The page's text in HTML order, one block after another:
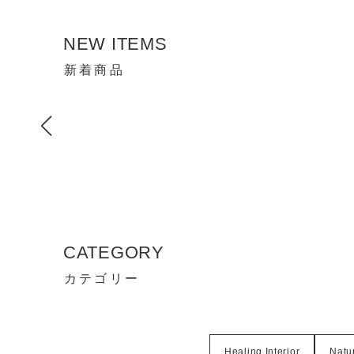
NEW ITEMS
新着商品
CATEGORY
カテゴリー
Healing Interior